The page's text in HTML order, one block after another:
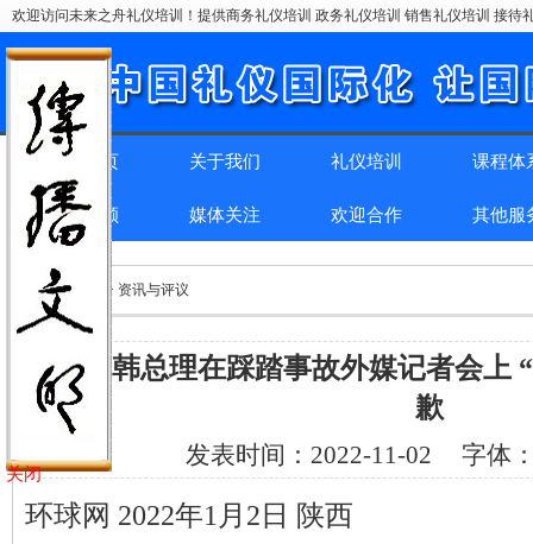
欢迎访问未来之舟礼仪培训！提供商务礼仪培训 政务礼仪培训 销售礼仪培训 接
网站首页 关于我们 礼仪培训 课程体
精彩回顾 媒体关注 欢迎合作 其他服
位置：首页 > > 资讯与评议
韩媒：韩总理在踩踏事故外媒记者会上
歉
发表时间： 2022-11-02 字体
环球网 2022年1月2日 陕西
关闭